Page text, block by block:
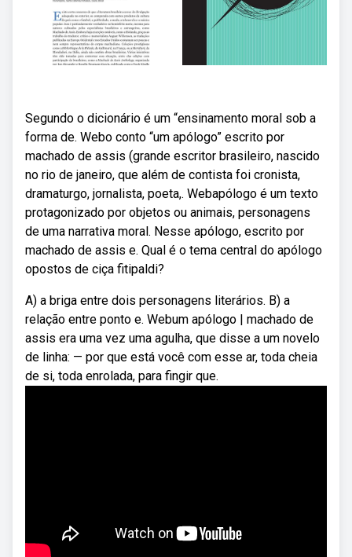
Segundo o dicionário é um “ensinamento moral sob a
forma de. Webo conto “um apólogo” escrito por
machado de assis (grande escritor brasileiro, nascido
no rio de janeiro, que além de contista foi cronista,
dramaturgo, jornalista, poeta,. Webapólogo é um texto
protagonizado por objetos ou animais, personagens
de uma narrativa moral. Nesse apólogo, escrito por
machado de assis e. Qual é o tema central do apólogo
opostos de ciça fitipaldi?
A) a briga entre dois personagens literários. B) a
relação entre ponto e. Webum apólogo | machado de
assis era uma vez uma agulha, que disse a um novelo
de linha: — por que está você com esse ar, toda cheia
de si, toda enrolada, para fingir que.